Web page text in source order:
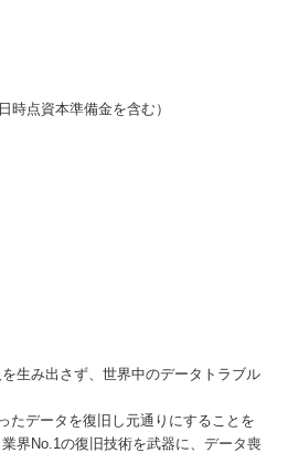
時点資本準備金を含む）
を生み出さず、世界中のデータトラブル
たデータを復旧し元通りにすることを
界No.1の復旧技術を武器に、データ喪